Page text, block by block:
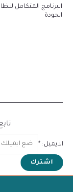
البرنامج المتكامل
الجودة
الايميل: *
اشترك